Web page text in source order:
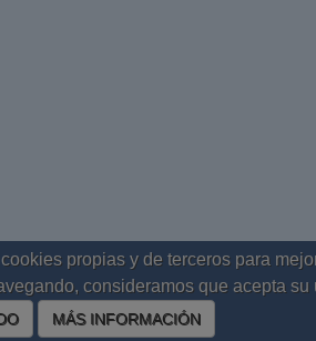
propias y de terceros para
consideramos que acepta su
MÁS INFORMACIÓN